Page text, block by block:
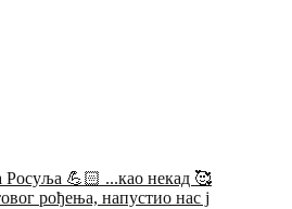
рођења, напустио нас ј